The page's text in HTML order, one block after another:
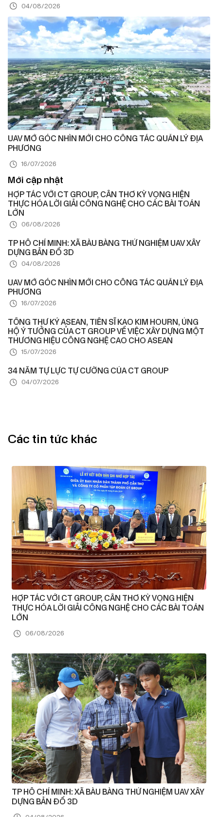
04/08/2026
UAV MỞ GÓC NHÌN MỚI CHO CÔNG TÁC QUẢN LÝ ĐỊA
PHƯƠNG
16/07/2026
Mới cập nhật
HỢP TÁC VỚI CT GROUP, CẦN THƠ KỲ VỌNG HIỆN
THỰC HÓA LỜI GIẢI CÔNG NGHỆ CHO CÁC BÀI TOÁN
LỚN
06/08/2026
TP HỒ CHÍ MINH: XÃ BÀU BÀNG THỬ NGHIỆM UAV XÂY
DỰNG BẢN ĐỒ 3D
04/08/2026
UAV MỞ GÓC NHÌN MỚI CHO CÔNG TÁC QUẢN LÝ ĐỊA
PHƯƠNG
16/07/2026
TỔNG THƯ KÝ ASEAN, TIẾN SĨ KAO KIM HOURN, ỦNG
HỘ Ý TƯỞNG CỦA CT GROUP VỀ VIỆC XÂY DỰNG MỘT
THƯƠNG HIỆU CÔNG NGHỆ CAO CHO ASEAN
15/07/2026
34 NĂM TỰ LỰC TỰ CƯỜNG CỦA CT GROUP
04/07/2026
Các tin tức khác
HỢP TÁC VỚI CT GROUP, CẦN THƠ KỲ VỌNG HIỆN
THỰC HÓA LỜI GIẢI CÔNG NGHỆ CHO CÁC BÀI TOÁN
LỚN
06/08/2026
TP HỒ CHÍ MINH: XÃ BÀU BÀNG THỬ NGHIỆM UAV XÂY
DỰNG BẢN ĐỒ 3D